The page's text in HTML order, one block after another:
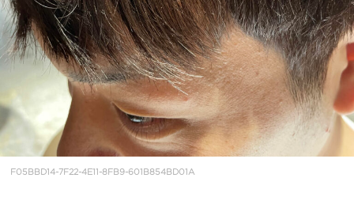
F05BBD14-7F22-4E11-8FB9-601B854BD01A